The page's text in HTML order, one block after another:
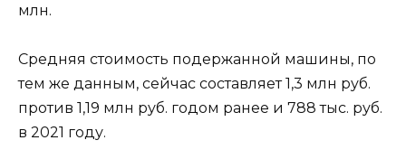
млн.
Средняя стоимость подержанной машины, по
тем же данным, сейчас составляет 1,3 млн руб.
против 1,19 млн руб. годом ранее и 788 тыс. руб.
в 2021 году.